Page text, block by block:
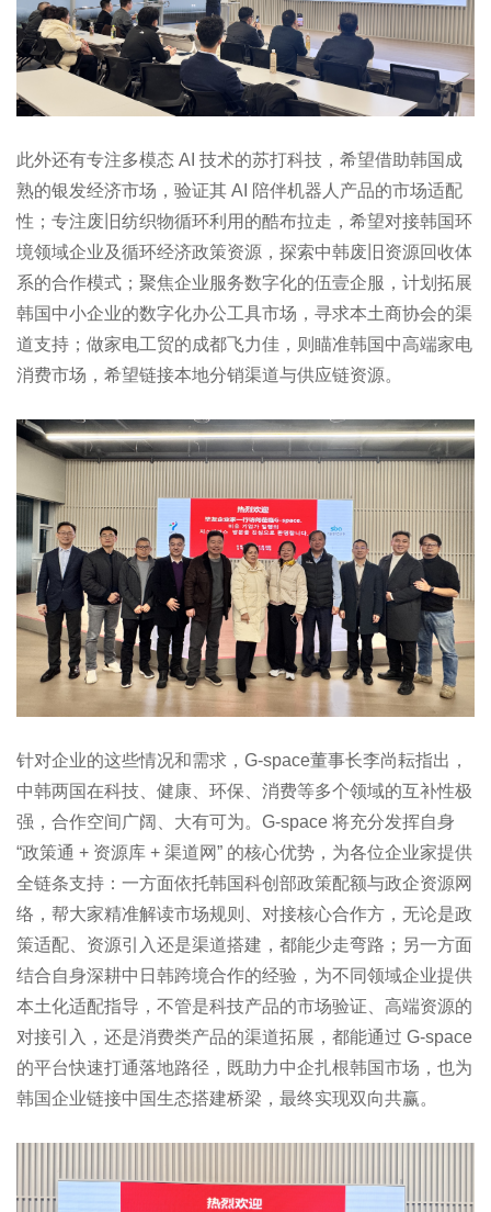
此外还有专注多模态 AI 技术的苏打科技，希望借助韩国成
熟的银发经济市场，验证其 AI 陪伴机器人产品的市场适配
性；专注废旧纺织物循环利用的酷布拉走，希望对接韩国环
境领域企业及循环经济政策资源，探索中韩废旧资源回收体
系的合作模式；聚焦企业服务数字化的伍壹企服，计划拓展
韩国中小企业的数字化办公工具市场，寻求本土商协会的渠
道支持；做家电工贸的成都飞力佳，则瞄准韩国中高端家电
消费市场，希望链接本地分销渠道与供应链资源。
针对企业的这些情况和需求，G-space董事长李尚耘指出，
中韩两国在科技、健康、环保、消费等多个领域的互补性极
强，合作空间广阔、大有可为。G-space 将充分发挥自身
“政策通 + 资源库 + 渠道网” 的核心优势，为各位企业家提供
全链条支持：一方面依托韩国科创部政策配额与政企资源网
络，帮大家精准解读市场规则、对接核心合作方，无论是政
策适配、资源引入还是渠道搭建，都能少走弯路；另一方面
结合自身深耕中日韩跨境合作的经验，为不同领域企业提供
本土化适配指导，不管是科技产品的市场验证、高端资源的
对接引入，还是消费类产品的渠道拓展，都能通过 G-space
的平台快速打通落地路径，既助力中企扎根韩国市场，也为
韩国企业链接中国生态搭建桥梁，最终实现双向共赢。